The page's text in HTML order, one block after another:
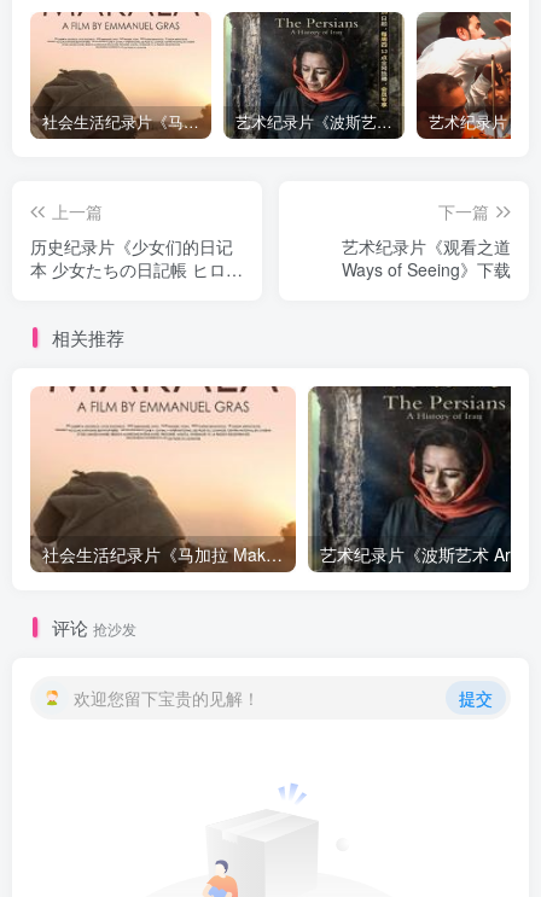
社会生活纪录片《马加拉 Makala》下载 艺术纪录片《波斯艺术 Art of Persia》下载
上一篇
历史纪录片《少女们的日记
本 少女たちの日記帳 ヒロシ
下一篇
艺术纪录片《观看之道
Ways of Seeing》下载
相关推荐
社会生活纪录片《马加拉 Makala》下载
评论 抢沙发
欢迎您留下宝贵的见解！ 提交